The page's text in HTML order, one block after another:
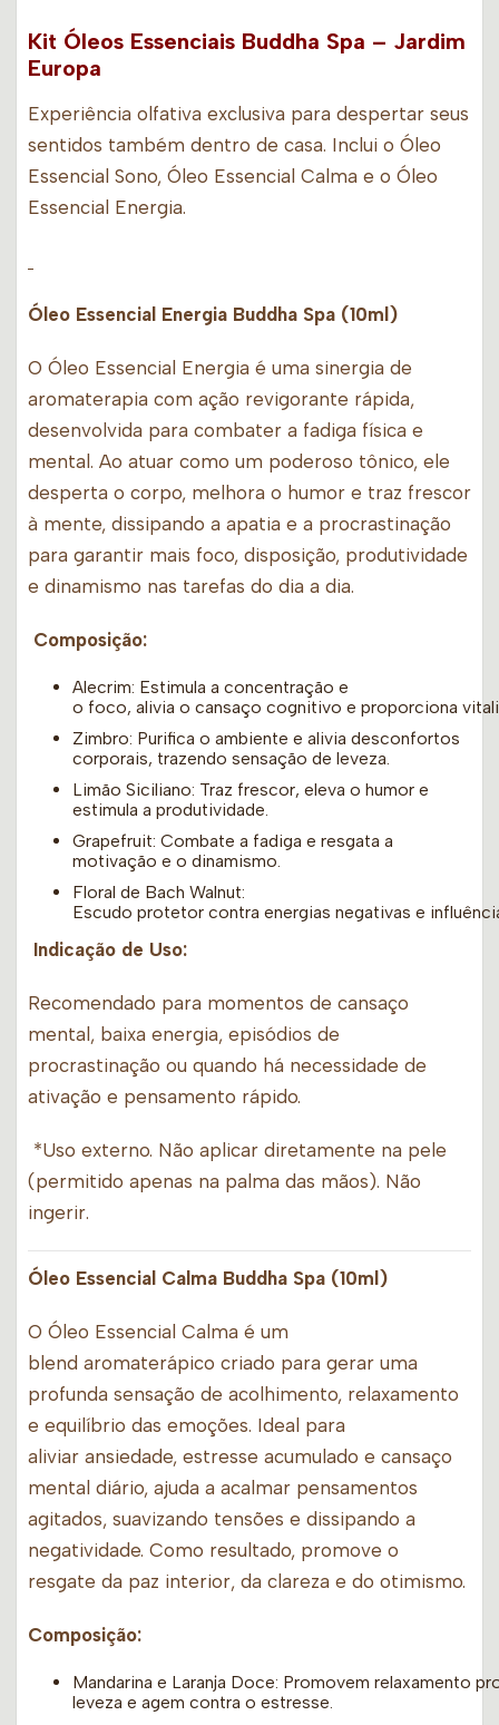
Kit Óleos Essenciais Buddha Spa – Jardim
Europa
Experiência olfativa exclusiva para despertar seus
sentidos também dentro de casa. Inclui o Óleo
Essencial Sono, Óleo Essencial Calma e o Óleo
Essencial Energia.
Óleo Essencial Energia Buddha Spa (10ml)
O Óleo Essencial Energia é uma sinergia de
aromaterapia com ação revigorante rápida,
desenvolvida para combater a fadiga física e
mental. Ao atuar como um poderoso tônico, ele
desperta o corpo, melhora o humor e traz frescor
à mente, dissipando a apatia e a procrastinação
para garantir mais foco, disposição, produtividade
e dinamismo nas tarefas do dia a dia.
Composição:
Alecrim: Estimula a concentração e
o foco, alivia o cansaço cognitivo e proporciona
Zimbro: Purifica o ambiente e alivia desconfortos
corporais, trazendo sensação de leveza.
Limão Siciliano: Traz frescor, eleva o humor e
estimula a produtividade.
Grapefruit: Combate a fadiga e resgata a
motivação e o dinamismo.
Floral de Bach Walnut:
Escudo protetor contra energias negativas e
Indicação de Uso:
Recomendado para momentos de cansaço
mental, baixa energia, episódios de
procrastinação ou quando há necessidade de
ativação e pensamento rápido.
*Uso externo. Não aplicar diretamente na pele
(permitido apenas na palma das mãos). Não
ingerir.
Óleo Essencial Calma Buddha Spa (10ml)
O Óleo Essencial Calma é um
blend aromaterápico criado para gerar uma
profunda sensação de acolhimento, relaxamento
e equilíbrio das emoções. Ideal para
aliviar ansiedade, estresse acumulado e cansaço
mental diário, ajuda a acalmar pensamentos
agitados, suavizando tensões e dissipando a
negatividade. Como resultado, promove o
resgate da paz interior, da clareza e do otimismo.
Composição:
Mandarina e Laranja Doce: Promovem relaxamento
leveza e agem contra o estresse.